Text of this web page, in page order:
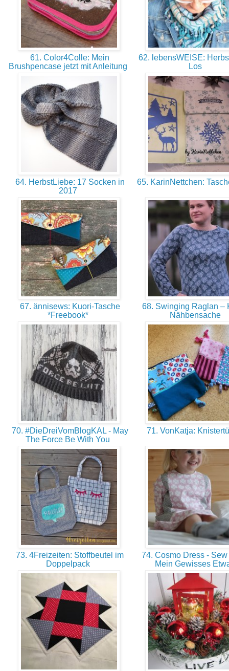
61. Color4Colle: Mein
Brushpencase jetzt mit Anleitung
62. lebensWEISE:
Los
64. HerbstLiebe: 17 Socken in
2017
65. KarinNettchen:
67. ännisews: Kuori-Tasche
*Freebook*
68. Swinging Raglan –
Nähbensache
70. #DieDreiVomBlogKAL - May
The Force Be With You
71. VonKatja:
73. 4Freizeiten: Stoffbeutel im
Doppelpack
74. Cosmo Dress -
Mein Gewisses